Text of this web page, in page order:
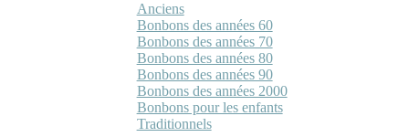
Anciens
Bonbons des années 60
Bonbons des années 70
Bonbons des années 80
Bonbons des années 90
Bonbons des années 2000
Bonbons pour les enfants
Traditionnels